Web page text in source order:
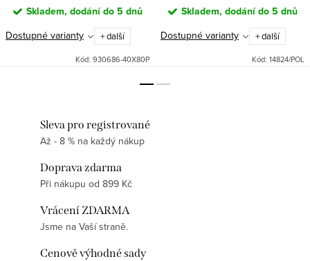
Skladem, dodání do 5 dnů
Dostupné varianty
+ další
Kód: 930686-40X80P
Skladem, dodání do 5 dnů
Dostupné varianty
+ další
Kód: 14824/POL
Sleva pro registrované
Až - 8 % na každý nákup
Doprava zdarma
Při nákupu od 899 Kč
Vrácení ZDARMA
Jsme na Vaší straně.
Cenově výhodné sady